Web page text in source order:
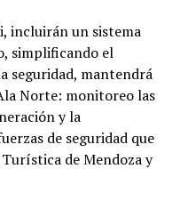
incluirán un sistema
simplificando el
seguridad, mantendrá
Norte: monitoreo las
y la
de seguridad que
de Mendoza y